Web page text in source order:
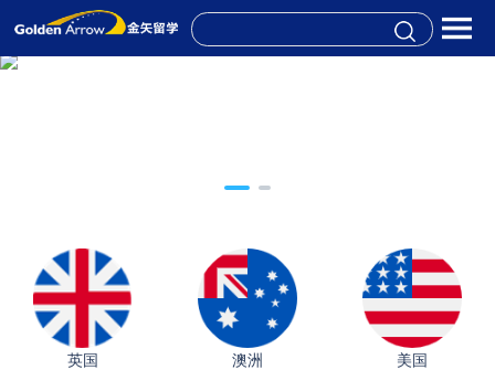
英国 澳洲 美国